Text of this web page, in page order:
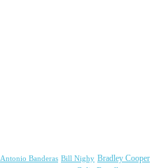
Antonio Banderas Bill Nighy Bradley Cooper